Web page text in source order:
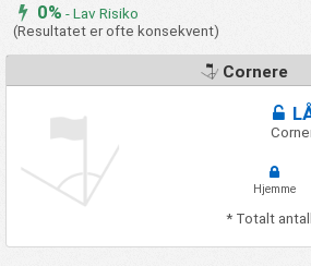
0% - Lav Risiko
(Resultatet er ofte konsekvent)
Cornere
Hjemme
* Totalt